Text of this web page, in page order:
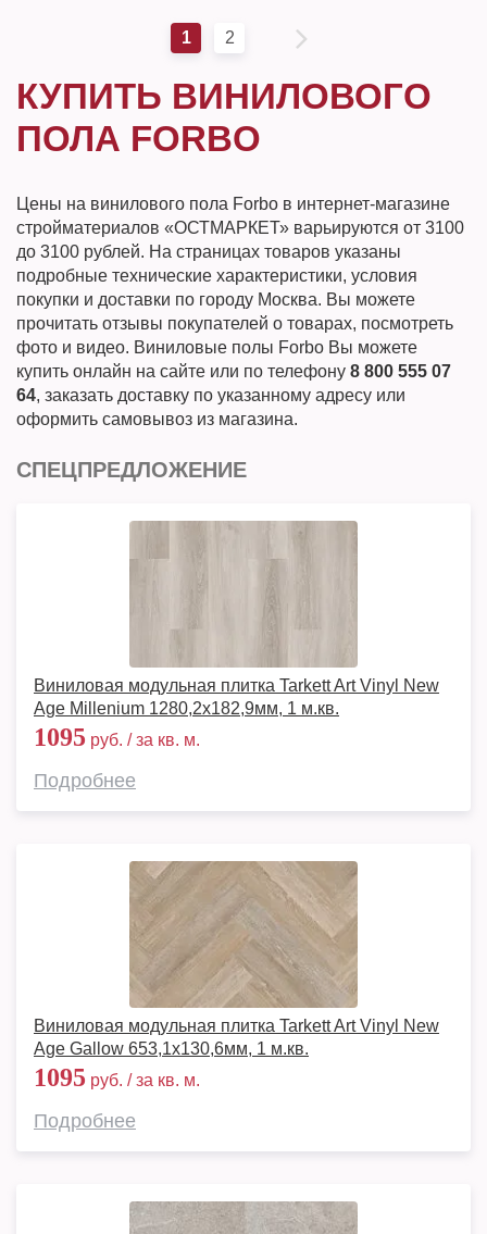
1 2
КУПИТЬ ВИНИЛОВОГО
ПОЛА FORBO
Цены на винилового пола Forbo в интернет-магазине
стройматериалов «ОСТМАРКЕТ» варьируются от 3100
до 3100 рублей. На страницах товаров указаны
подробные технические характеристики, условия
покупки и доставки по городу Москва. Вы можете
прочитать отзывы покупателей о товарах, посмотреть
фото и видео. Виниловые полы Forbo Вы можете
купить онлайн на сайте или по телефону 8 800 555 07
64, заказать доставку по указанному адресу или
оформить самовывоз из магазина.
СПЕЦПРЕДЛОЖЕНИЕ
Виниловая модульная плитка Tarkett Art Vinyl New
Age Millenium 1280,2х182,9мм, 1 м.кв.
1095 руб. / за кв. м.
Подробнее
Виниловая модульная плитка Tarkett Art Vinyl New
Age Gallow 653,1х130,6мм, 1 м.кв.
1095 руб. / за кв. м.
Подробнее